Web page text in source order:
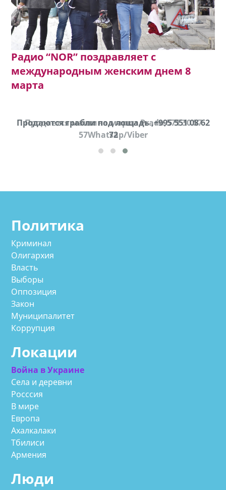
Радио “NOR” поздравляет с
международным женским днем 8
марта
Продается машина марки Prado,571 30 57
57Whatsap/Viber
Продаются грабли под лощадь ,+995 551 08 62
72
Политика
Криминал
Олигархия
Власть
Выборы
Оппозиция
Закон
Муниципалитет
Коррупция
Локации
Война в Украине
Села и деревни
Росссия
В мире
Европа
Ахалкалаки
Тбилиси
Армения
Люди